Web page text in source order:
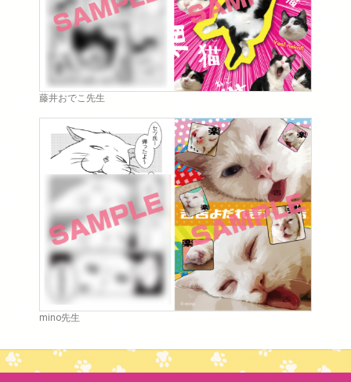
藤井おでこ先生
mino先生